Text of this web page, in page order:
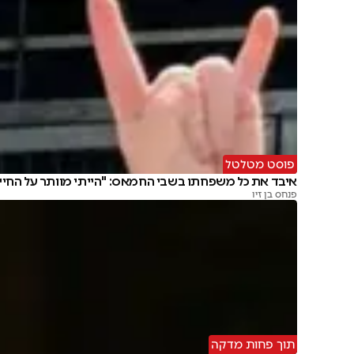
פוסט מטלטל
איבד את כל משפחתו בשבי החמאס: "הייתי מוותר על
פנחס בן זיו
תוך פחות מדקה